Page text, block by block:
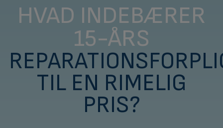
HVAD INDEBÆRER
15-ÅRS
TIL EN RIMELIG
PRIS?